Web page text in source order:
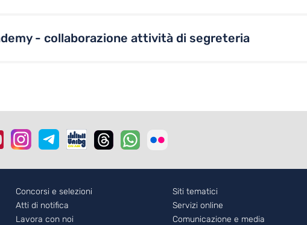
- collaborazione attività di segreteria
Footer - 2
Concorsi e selezioni
Atti di notifica
Lavora con noi
Footer - 3
Siti tematici
Servizi online
Comunicazione e media